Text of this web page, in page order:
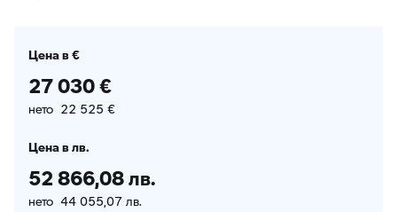
Цена в €
27 030 €
нето 22 525 €
Цена в лв.
52 866,08 лв.
нето 44 055,07 лв.